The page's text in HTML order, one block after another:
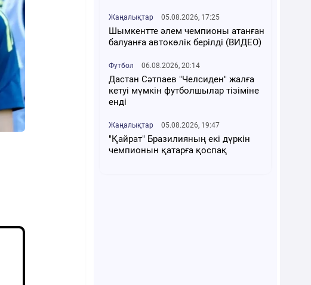
Жаңалықтар 05.08.2026, 17:25
Шымкентте әлем чемпионы атанған
балуанға автокөлік берілді (ВИДЕО)
Футбол 06.08.2026, 20:14
Дастан Сәтпаев "Челсиден" жалға
кетуі мүмкін футболшылар тізіміне
енді
Жаңалықтар 05.08.2026, 19:47
"Қайрат" Бразилияның екі дүркін
чемпионын қатарға қоспақ